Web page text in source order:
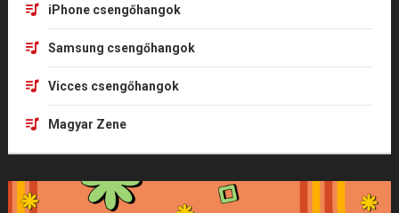
iPhone csengőhangok
Samsung csengőhangok
Vicces csengőhangok
Magyar Zene